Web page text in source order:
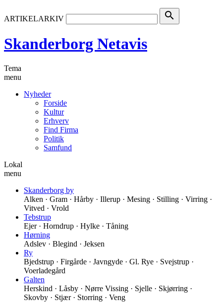
ARTIKELARKIV search
Skanderborg Netavis
Tema
menu
Nyheder
Forside
Kultur
Erhverv
Find Firma
Politik
Samfund
Lokal
menu
Skanderborg by
Alken · Gram · Hårby · Illerup · Mesing · Stilling · Virring ·
Vitved · Vrold
Tebstrup
Ejer · Horndrup · Hylke · Tåning
Hørning
Adslev · Blegind · Jeksen
Ry
Bjedstrup · Firgårde · Javngyde · Gl. Rye · Svejstrup ·
Voerladegård
Galten
Herskind · Låsby · Nørre Vissing · Sjelle · Skjørring ·
Skovby · Stjær · Storring · Veng